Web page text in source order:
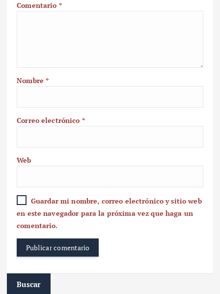
Comentario *
Nombre*
Correo electrónico *
Web
Guardar mi nombre, correo electrónico y sitio web
en este navegador para la próxima vez que haga un
comentario.
Buscar